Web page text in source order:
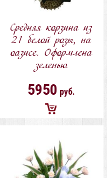
Средняя корзина из
21 белой розы, на
оазисе. Оформлена
зеленью
5950 руб.
Добавить
корзину